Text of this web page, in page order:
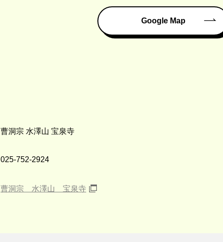
Google Map
曹洞宗 水澤山 宝泉寺
025-752-2924
曹洞宗 水澤山 宝泉寺